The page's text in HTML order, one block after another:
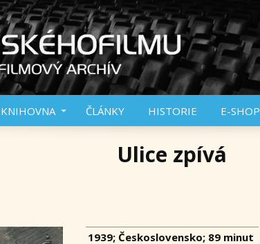
KNIHOVNA ČLÁNKY HISTORIE E-SHOP
Ulice zpívá
1939; Československo; 89 minut